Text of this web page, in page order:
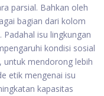
parsial. Bahkan oleh
bagian dari kolom
isu lingkungan
kondisi sosial
untuk mendorong lebih
etik mengenai isu
kapasitas